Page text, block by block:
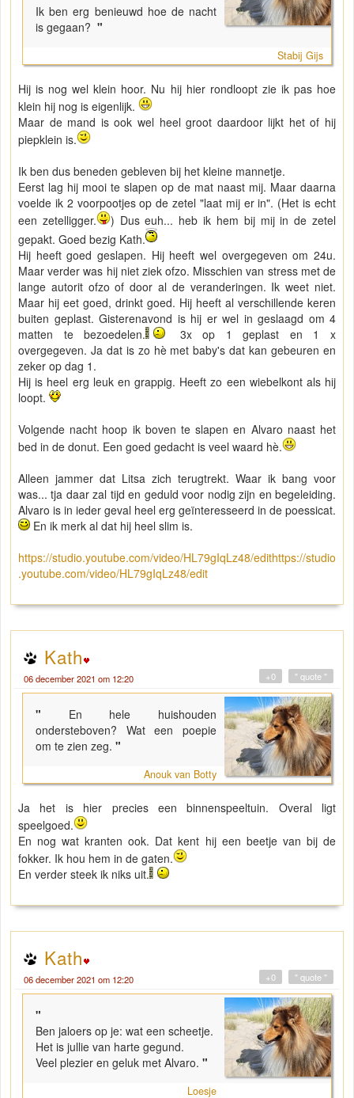
Ik ben erg benieuwd hoe de nacht
is gegaan? "
Stabij Gijs
Hij is nog wel klein hoor. Nu hij hier rondloopt zie ik pas hoe
klein hij nog is eigenlijk.
Maar de mand is ook wel heel groot daardoor lijkt het of hij
piepklein is.
Ik ben dus beneden gebleven bij het kleine mannetje.
Eerst lag hij mooi te slapen op de mat naast mij. Maar daarna
voelde ik 2 voorpootjes op de zetel "laat mij er in". (Het is echt
een zetelligger.
) Dus euh... heb ik hem bij mij in de zetel
gepakt. Goed bezig Kath.
Hij heeft goed geslapen. Hij heeft wel overgegeven om 24u.
Maar verder was hij niet ziek ofzo. Misschien van stress met de
lange autorit ofzo of door al de veranderingen. Ik weet niet.
Maar hij eet goed, drinkt goed. Hij heeft al verschillende keren
buiten geplast. Gisterenavond is hij er wel in geslaagd om 4
matten te bezoedelen.
3x op 1 geplast en 1 x
overgegeven. Ja dat is zo hè met baby's dat kan gebeuren en
zeker op dag 1.
Hij is heel erg leuk en grappig. Heeft zo een wiebelkont als hij
loopt.
Volgende nacht hoop ik boven te slapen en Alvaro naast het
bed in de donut. Een goed gedacht is veel waard hè.
Alleen jammer dat Litsa zich terugtrekt. Waar ik bang voor
was... tja daar zal tijd en geduld voor nodig zijn en begeleiding.
Alvaro is in ieder geval heel erg geïnteresseerd in de poessicat.
En ik merk al dat hij heel slim is.
https://studio.youtube.com/video/HL79gIqLz48/edithttps://studio
.youtube.com/video/HL79gIqLz48/edit
Kath
06 december 2021 om 12:20 " quote "
+0
" En hele huishouden
ondersteboven? Wat een poepie
om te zien zeg. "
Anouk van Botty
Ja het is hier precies een binnenspeeltuin. Overal ligt
speelgoed.
En nog wat kranten ook. Dat kent hij een beetje van bij de
fokker. Ik hou hem in de gaten.
En verder steek ik niks uit.
Kath
06 december 2021 om 12:20 " quote "
+0
"
Ben jaloers op je: wat een scheetje.
Het is jullie van harte gegund.
Veel plezier en geluk met Alvaro. "
Loesje